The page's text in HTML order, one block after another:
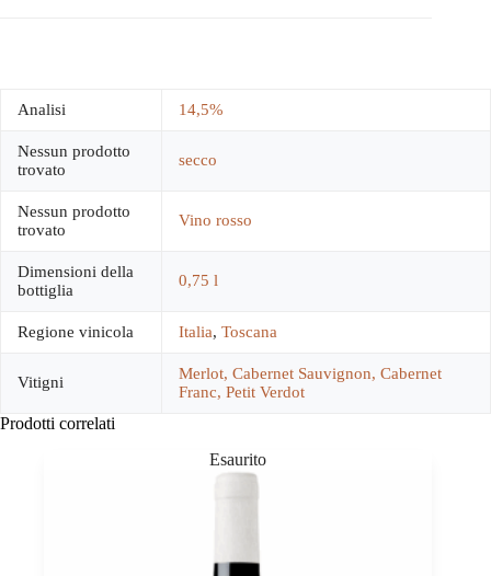
Analisi 14,5%
Nessun prodotto
trovato
secco
Nessun prodotto
trovato
Vino rosso
Dimensioni della
bottiglia
0,75 l
Regione vinicola Italia, Toscana
Vitigni
Merlot, Cabernet Sauvignon, Cabernet
Franc, Petit Verdot
Prodotti correlati